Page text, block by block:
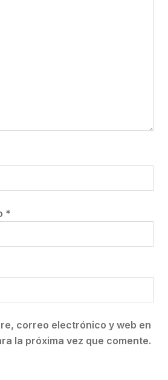
*
correo electrónico y web en
la próxima vez que comente.